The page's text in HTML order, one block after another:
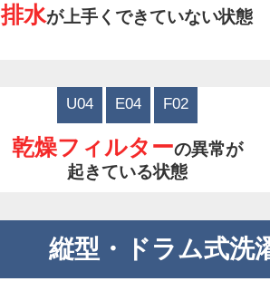
排水が上手くできていない状態
U04 E04 F02
乾燥フィルターの異常が
起きている状態
縦型・ドラム式洗